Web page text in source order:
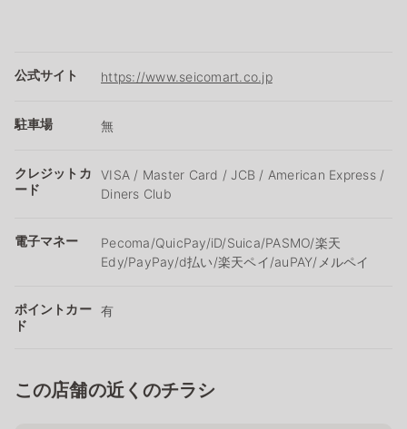
公式サイト https://www.seicomart.co.jp
駐車場 無
クレジットカ
ード
VISA / Master Card / JCB / American Express /
Diners Club
電子マネー
Pecoma/QuicPay/iD/Suica/PASMO/楽天
Edy/PayPay/d払い/楽天ペイ/auPAY/メルペイ
ポイントカー
ド
有
この店舗の近くのチラシ